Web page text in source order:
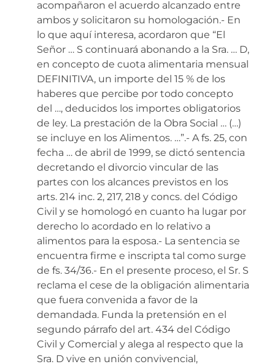
acompañaron el acuerdo alcanzado entre
ambos y solicitaron su homologación.- En
lo que aquí interesa, acordaron que “El
Señor … S continuará abonando a la Sra. … D,
en concepto de cuota alimentaria mensual
DEFINITIVA, un importe del 15 % de los
haberes que percibe por todo concepto
del …, deducidos los importes obligatorios
de ley. La prestación de la Obra Social … (…)
se incluye en los Alimentos. …”.- A fs. 25, con
fecha … de abril de 1999, se dictó sentencia
decretando el divorcio vincular de las
partes con los alcances previstos en los
arts. 214 inc. 2, 217, 218 y concs. del Código
Civil y se homologó en cuanto ha lugar por
derecho lo acordado en lo relativo a
alimentos para la esposa.- La sentencia se
encuentra firme e inscripta tal como surge
de fs. 34/36.- En el presente proceso, el Sr. S
reclama el cese de la obligación alimentaria
que fuera convenida a favor de la
demandada. Funda la pretensión en el
segundo párrafo del art. 434 del Código
Civil y Comercial y alega al respecto que la
Sra. D vive en unión convivencial,